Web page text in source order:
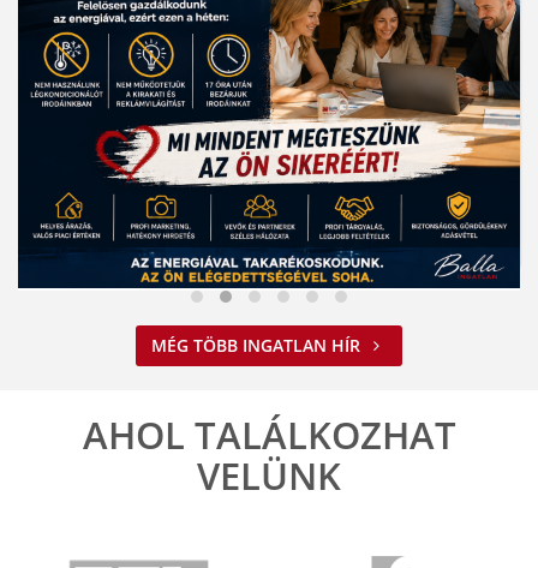
Nem spórolunk az energiával
ELOLVASOM
MÉG TÖBB INGATLAN HÍR
AHOL TALÁLKOZHAT
VELÜNK